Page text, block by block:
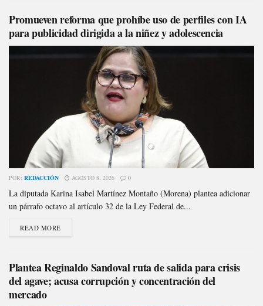
Promueven reforma que prohíbe uso de perfiles con IA
para publicidad dirigida a la niñez y adolescencia
POR: REDACCIÓN AGOSTO 8, 2026 0
La diputada Karina Isabel Martínez Montaño (Morena) plantea adicionar
un párrafo octavo al artículo 32 de la Ley Federal de...
READ MORE
Plantea Reginaldo Sandoval ruta de salida para crisis
del agave; acusa corrupción y concentración del
mercado